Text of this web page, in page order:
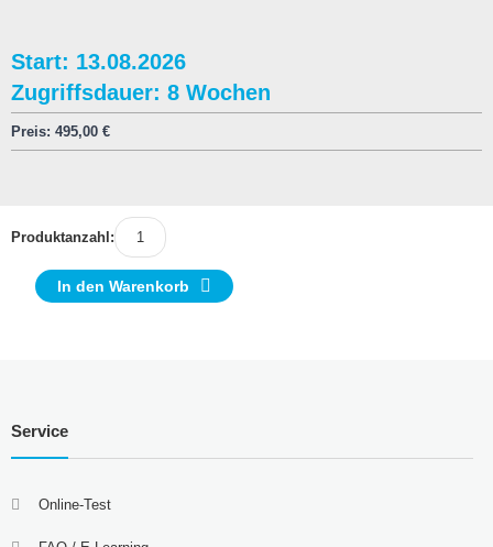
Start: 13.08.2026
Zugriffsdauer: 8 Wochen
Preis: 495,00 €
Produktanzahl:
In den Warenkorb
Service
Online-Test